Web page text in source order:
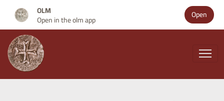
Open
OLM
Open in the olm app